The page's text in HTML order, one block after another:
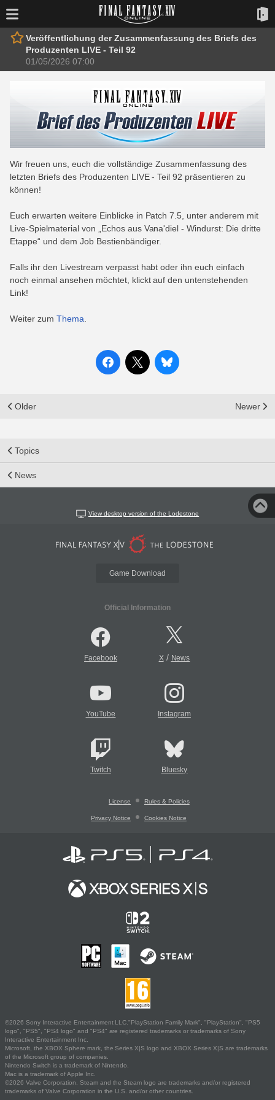
Veröffentlichung der Zusammenfassung des Briefs des
Produzenten LIVE - Teil 92
01/05/2026 07:00
Wir freuen uns, euch die vollständige Zusammenfassung des
letzten Briefs des Produzenten LIVE - Teil 92 präsentieren zu
können!
Euch erwarten weitere Einblicke in Patch 7.5, unter anderem mit
Live-Spielmaterial von „Echos aus Vana'diel - Windurst: Die dritte
Etappe“ und dem Job Bestienbändiger.
Falls ihr den Livestream verpasst habt oder ihn euch einfach
noch einmal ansehen möchtet, klickt auf den untenstehenden
Link!
Weiter zum Thema
Older Newer
Topics
News
View desktop version of the Lodestone
Game Download
Official Information
Facebook X/ News
YouTube Instagram
Twitch Bluesky
License Rules & Policies
Privacy Notice Cookies Notice
©2026 Sony Interactive Entertainment LLC."PlayStation Family Mark", "PlayStation", "PS5
logo", "PS5", "PS4 logo" and "PS4" are registered trademarks or trademarks of Sony
Interactive Entertainment Inc.
Microsoft, the XBOX Sphere mark, the Series X|S logo and XBOX Series X|S are trademarks
of the Microsoft group of companies.
Nintendo Switch is a trademark of Nintendo.
Mac is a trademark of Apple Inc.
©2026 Valve Corporation. Steam and the Steam logo are trademarks and/or registered
trademarks of Valve Corporation in the U.S. and/or other countries.